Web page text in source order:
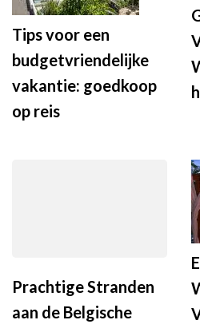
Tips voor een
budgetvriendelijke
vakantie: goedkoop
op reis
Prachtige Stranden
aan de Belgische